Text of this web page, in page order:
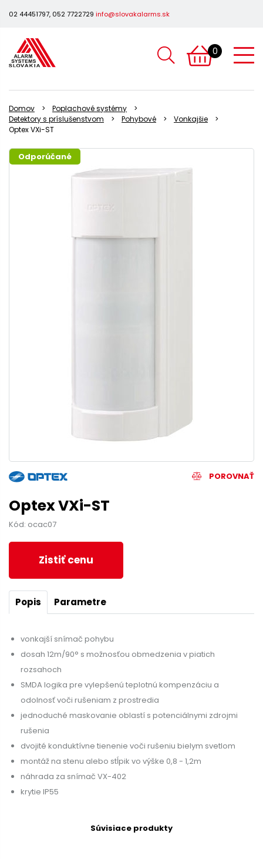
02 44451797, 052 7722729 info@slovakalarms.sk
0
Domov
Poplachové systémy
Detektory s príslušenstvom
Pohybové
Vonkajšie
Optex VXi-ST
Odporúčané
POROVNAŤ
Optex VXi-ST
Kód: ocac07
Zistiť cenu
Popis Parametre
vonkajší snímač pohybu
dosah 12m/90° s možnosťou obmedzenia v piatich
rozsahoch
SMDA logika pre vylepšenú teplotnú kompenzáciu a
odolnosť voči rušeniam z prostredia
jednoduché maskovanie oblastí s potenciálnymi zdrojmi
rušenia
dvojité konduktívne tienenie voči rušeniu bielym svetlom
montáž na stenu alebo stĺpik vo výške 0,8 - 1,2m
náhrada za snímač VX-402
krytie IP55
Súvisiace produkty